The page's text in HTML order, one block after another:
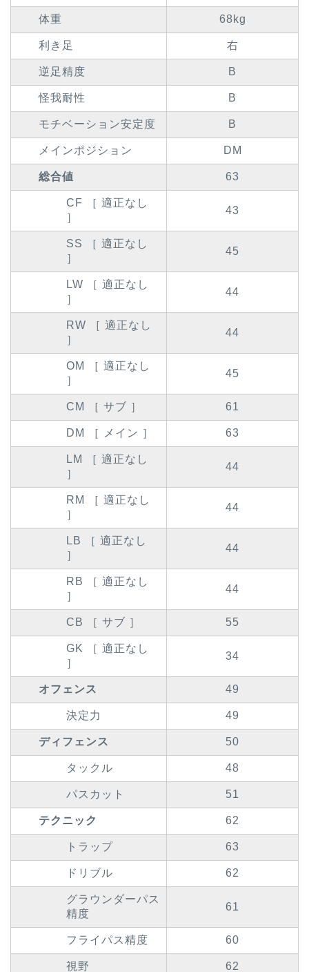
体重 68kg
利き足 右
逆足精度 B
怪我耐性 B
モチベーション安定度 B
メインポジション DM
総合値 63
CF ［ 適正なし
］
43
SS ［ 適正なし
］
45
LW ［ 適正なし
］
44
RW ［ 適正なし
］
44
OM ［ 適正なし
］
45
CM ［ サブ ］ 61
DM ［ メイン ］ 63
LM ［ 適正なし
］
44
RM ［ 適正なし
］
44
LB ［ 適正なし
］
44
RB ［ 適正なし
］
44
CB ［ サブ ］ 55
GK ［ 適正なし
］
34
オフェンス 49
決定力 49
ディフェンス 50
タックル 48
パスカット 51
テクニック 62
トラップ 63
ドリブル 62
グラウンダーパス
精度
61
フライパス精度 60
視野 62